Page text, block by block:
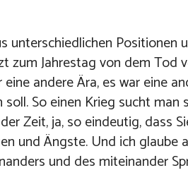
unterschiedlichen Positionen
zum Jahrestag von dem Tod
andere Ära, es war eine
So einen Krieg sucht
Zeit, ja, so eindeutig, dass
und Ängste. Und ich glaube
und des miteinander